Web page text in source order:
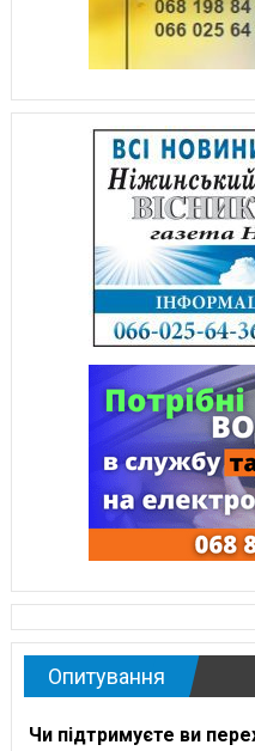
Опитування
Чи підтримуєте ви